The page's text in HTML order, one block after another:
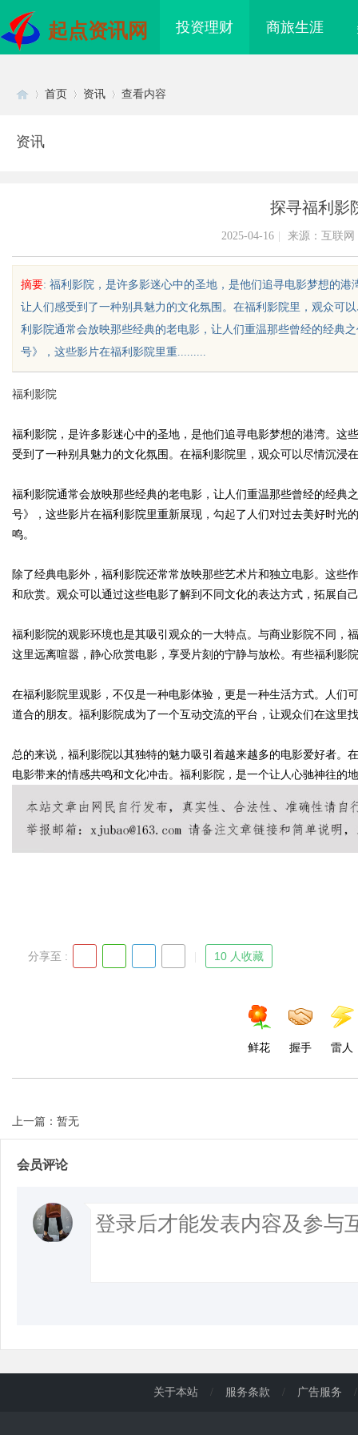
起点资讯网 投资理财 商旅生涯
sc
!
Bo
d
首页 资讯 查看内容
资讯
探寻福利影
2025-04-16 来源：互联网
摘要: 福利影院，是许多影迷心中的圣地，是他们追寻电影梦想的
让人们感受到了一种别具魅力的文化氛围。在福利影院里，观众可
利影院通常会放映那些经典的老电影，让人们重温那些曾经的经典
号》，这些影片在福利影院里重.........
福利影院
福利影院，是许多影迷心中的圣地，是他们追寻电影梦想的港湾。这
受到了一种别具魅力的文化氛围。在福利影院里，观众可以尽情沉浸
福利影院通常会放映那些经典的老电影，让人们重温那些曾经的经典
号》，这些影片在福利影院里重新展现，勾起了人们对过去美好时光
鸣。
除了经典电影外，福利影院还常常放映那些艺术片和独立电影。这些
和欣赏。观众可以通过这些电影了解到不同文化的表达方式，拓展自
福利影院的观影环境也是其吸引观众的一大特点。与商业影院不同，
这里远离喧嚣，静心欣赏电影，享受片刻的宁静与放松。有些福利影
在福利影院里观影，不仅是一种电影体验，更是一种生活方式。人们
道合的朋友。福利影院成为了一个互动交流的平台，让观众们在这里
总的来说，福利影院以其独特的魅力吸引着越来越多的电影爱好者。
电影带来的情感共鸣和文化冲击。福利影院，是一个让人心驰神往的
分享至 : 10 人收藏
鲜花 握手 雷人
上一篇：暂无
会员评论
铸金鼎 ——山东世超
司董事长陈世超
770FE20H耐磨改性颗粒：引领
关于本站 / 服务条款 / 广告服务 /